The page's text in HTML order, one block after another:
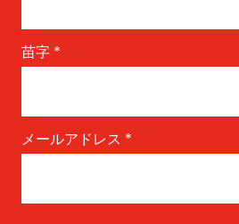
苗字 *
メールアドレス *